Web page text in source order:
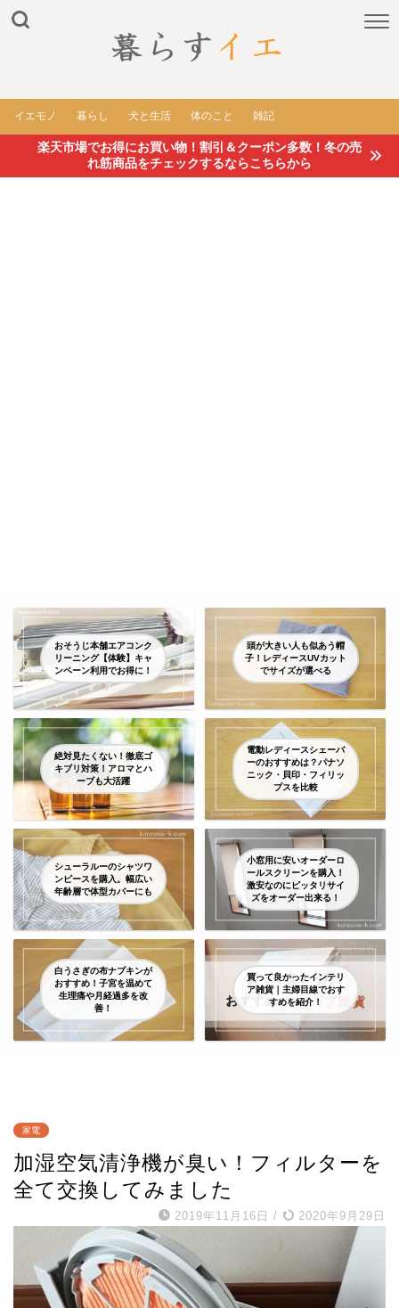
イエモノ 暮らし 犬と生活 体のこと 雑記
楽天市場でお得にお買い物！割引＆クーポン多数！冬の売
れ筋商品をチェックするならこちらから
おそうじ本舗エアコンク
リーニング【体験】キャ
ンペーン利用でお得に！
頭が大きい人も似あう帽
子！レディースUVカット
でサイズが選べる
絶対見たくない！徹底ゴ
キブリ対策！アロマとハ
ーブも大活躍
電動レディースシェーバ
ーのおすすめは？パナソ
ニック・貝印・フィリッ
プスを比較
シューラルーのシャツワ
ンピースを購入。幅広い
年齢層で体型カバーにも
小窓用に安いオーダーロ
ールスクリーンを購入！
激安なのにピッタリサイ
ズをオーダー出来る！
白うさぎの布ナプキンが
おすすめ！子宮を温めて
生理痛や月経過多を改
善！
買って良かったインテリ
ア雑貨｜主婦目線でおす
すめを紹介！
家電
加湿空気清浄機が臭い！フィルターを
全て交換してみました
2019年11月16日 / 2020年9月29日